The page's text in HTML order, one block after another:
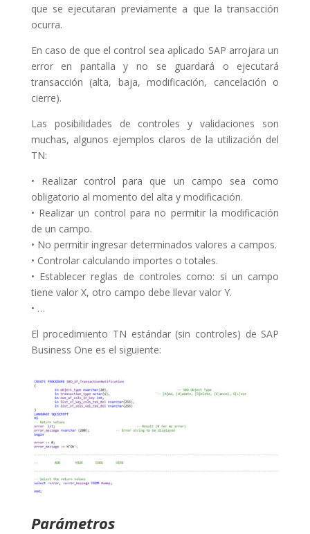
que se ejecutaran previamente a que la transacción
ocurra.
En caso de que el control sea aplicado SAP arrojara un
error en pantalla y no se guardará o ejecutará
transacción (alta, baja, modificación, cancelación o
cierre).
Las posibilidades de controles y validaciones son
muchas, algunos ejemplos claros de la utilización del
TN:
• Realizar control para que un campo sea como
obligatorio al momento del alta y modificación.
• Realizar un control para no permitir la modificación
de un campo.
• No permitir ingresar determinados valores a campos.
• Controlar calculando importes o totales.
• Establecer reglas de controles como: si un campo
tiene valor X, otro campo debe llevar valor Y.
• …
El procedimiento TN estándar (sin controles) de SAP
Business One es el siguiente:
Parámetros